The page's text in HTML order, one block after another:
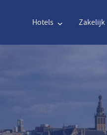
Hotels Zakelijk